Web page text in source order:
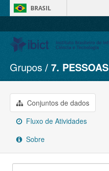
BRASIL
Conjuntos de dados
Organizações
Grupos
Sobre
Grupos 7. PESSOAS
Conjuntos de dados
Fluxo de Atividades
Sobre